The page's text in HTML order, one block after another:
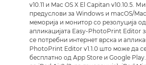
v10.11 и Mac OS X El Capitan v10.10.5.
предуслови за Windows и macOS/Mac
меморија и монитор со резолуција
апликацијата Easy-PhotoPrint Editor
се потребни интернет врска и
PhotoPrint Editor v1.1.0 што може да
бесплатно од App Store и Google